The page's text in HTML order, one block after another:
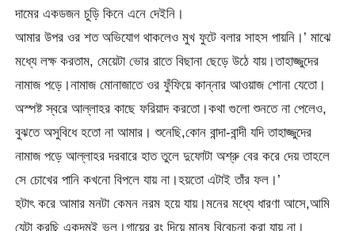
দামের একডজন চুড়ি কিনে এনে দেইনি।
আমার উপর ওর শত অভিযোগ থাকলেও মুখ ফুটে বলার সাহস পায়নি।’ মাঝে
মধ্যে লক্ষ করতাম, মেয়েটা ভোর রাতে বিছানা ছেড়ে উঠে যায়।তাহাজ্জুদের
নামাজ পড়ে।নামাজ মোনাজাতে ওর ফুঁফিয়ে কান্নার আওয়াজ শোনা যেতো।
অস্পষ্ট স্বরে আল্লাহর কাছে ফরিয়াদ করতো।কথা গুলো শুনতে না পেলেও,
বুঝতে অসুবিধে হতো না আমার। শুনেছি,কোন বান্দা-বান্দী যদি তাহাজ্জুদের
নামাজ পড়ে আল্লাহর দরবারে হাত তুলে দুফোটা অশ্রু বের করে দেয় তাহলে
সে চোখের পানি কখনো বিপলে যায় না।হয়তো এটাই তাঁর ফল।’
হটাৎ করে আমার মনটা কেমন নরম হয়ে যায়।মনের মধ্যে ধারণা আসে,আমি
যেটা করছি একদমই ভুল।গায়ের রং দিয়ে মানুষ বিবেচনা করা যায় না।